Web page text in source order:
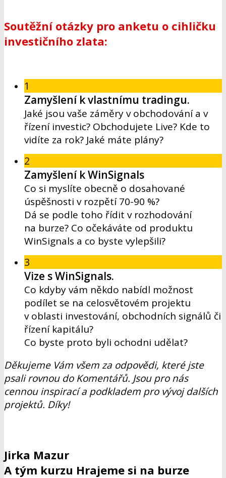
Soutěžní otázky pro anketu o cihličku
investičního zlata:
1
Zamyšlení k vlastnímu tradingu.
Jaké jsou vaše záměry v obchodování a v
řízení investic? Obchodujete Live? Kde to
vidíte za rok? Jaké máte plány?
2
Zamyšlení k WinSignals
Co si myslíte obecně o dosahované
úspěšnosti v rozpětí 70-90 %?
Dá se podle toho řídit v rozhodování
na burze? Co očekáváte od produktu
WinSignals a co byste vylepšili?
3
Vize s WinSignals.
Co kdyby vám někdo nabídl možnost
podílet se na celosvětovém projektu
v oblasti investování, obchodních signálů či
řízení kapitálu?
Co byste proto byli ochodni udělat?
Děkujeme Vám všem za odpovědi, které jste
psali rovnou do Komentářů. Jsou pro nás
cennou inspirací a podkladem pro vývoj dalších
projektů. Díky!
Jirka Mazur
A tým kurzu Hrajeme si na burze